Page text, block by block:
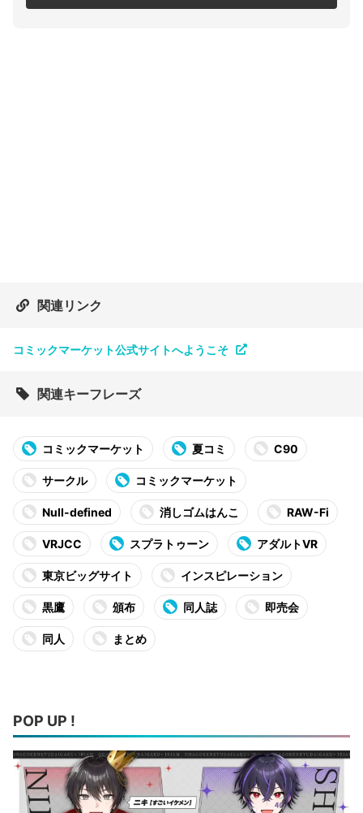
関連リンク
コミックマーケット公式サイトへようこそ
関連キーフレーズ
コミックマーケット 夏コミ C90
サークル コミックマーケット
Null-defined 消しゴムはんこ RAW-Fi
VRJCC スプラトゥーン アダルトVR
東京ビッグサイト インスピレーション
黒鷹 頒布 同人誌 即売会
同人 まとめ
POP UP !